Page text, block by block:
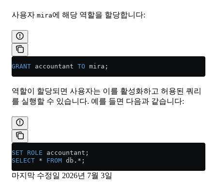
사용자 mira에 해당 역할을 할당합니다:
GRANT accountant TO mira;
역할이 할당되면 사용자는 이를 활성화하고 허용된 쿼리
를 실행할 수 있습니다. 예를 들면 다음과 같습니다:
SET ROLE accountant;
SELECT * FROM db. * ;
마지막 수정일 2026년 7월 3일